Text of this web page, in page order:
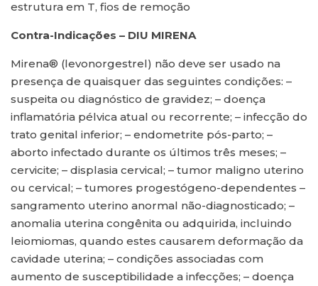
estrutura em T, fios de remoção
Contra-Indicações – DIU MIRENA
Mirena® (levonorgestrel) não deve ser usado na
presença de quaisquer das seguintes condições: –
suspeita ou diagnóstico de gravidez; – doença
inflamatória pélvica atual ou recorrente; – infecção do
trato genital inferior; – endometrite pós-parto; –
aborto infectado durante os últimos três meses; –
cervicite; – displasia cervical; – tumor maligno uterino
ou cervical; – tumores progestógeno-dependentes –
sangramento uterino anormal não-diagnosticado; –
anomalia uterina congênita ou adquirida, incluindo
leiomiomas, quando estes causarem deformação da
cavidade uterina; – condições associadas com
aumento de susceptibilidade a infecções; – doença